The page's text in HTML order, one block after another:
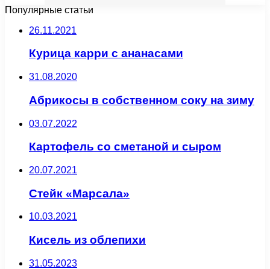
Популярные статьи
26.11.2021
Курица карри с ананасами
31.08.2020
Абрикосы в собственном соку на зиму
03.07.2022
Картофель со сметаной и сыром
20.07.2021
Стейк «Марсала»
10.03.2021
Кисель из облепихи
31.05.2023